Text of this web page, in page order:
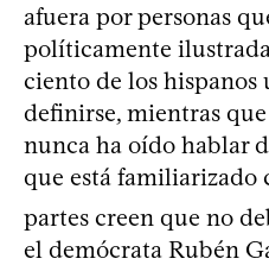
afuera por personas
políticamente
ciento de los
definirse, mientras
nunca ha oído hablar
que está familiarizado
partes creen que no
el demócrata Rubén